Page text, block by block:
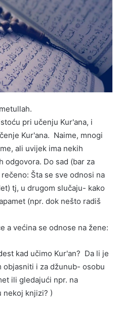
pri učenju Kur'ana, i
Kur'ana. Naime, mnogi
ali uvijek ima nekih
odgovora. Do sad (bar za
Šta se sve odnosi na
tj, u drugom slučaju- kako
(npr. dok nešto radiš
a većina se odnose na žene:
kad učimo Kur'an? Da li je
i za džunub- osobu
ili gledajući npr. na
nekoj knjizi? )